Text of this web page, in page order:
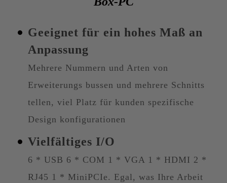
Geeignet für ein hohes Maß an
Anpassung
Mehrere Nummern und Arten von
Erweiterungs bussen und mehrere Schnitts
tellen, viel Platz für kunden spezifische
Design konfigurationen
Vielfältiges I/O
6 * USB 6 * COM 1 * VGA 1 * HDMI 2 *
RJ45 1 * MiniPCIe. Egal, was Ihre Arbeit